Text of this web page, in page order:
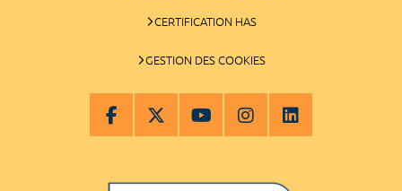
CERTIFICATION HAS
GESTION DES COOKIES